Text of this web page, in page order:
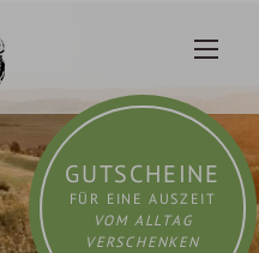
GUTSCHEINE
FÜR EINE AUSZEIT
VOM ALLTAG
VERSCHENKEN